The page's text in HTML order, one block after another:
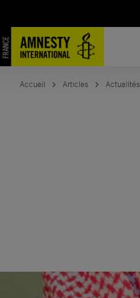
contenu
Accueil Articles Actualités